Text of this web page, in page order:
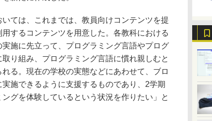
ては、これまでは、教員向けコンテンツを提
するコンテンツを用意した。各教科における
施に先立って、プログラミング言語やプログ
り組み、プログラミング言語に慣れ親しむと
る。現在の学校の実態などにあわせて、ブロ
施できるように支援するものであり、2学期
グを体験しているという状況を作りたい」と